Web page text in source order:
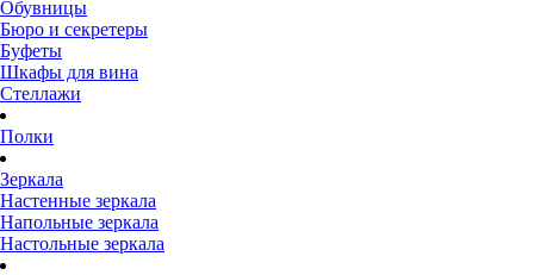
Обувницы
Бюро и секретеры
Буфеты
Шкафы для вина
Стеллажи
Полки
Зеркала
Настенные зеркала
Напольные зеркала
Настольные зеркала